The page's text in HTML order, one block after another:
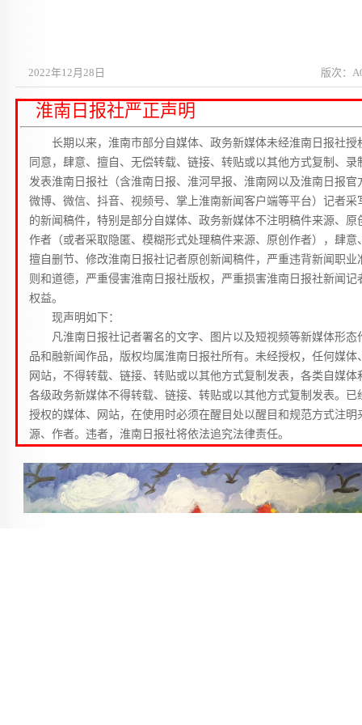
版次：
2022年12月28日
淮南日报社严正声明
长期以来，淮南市部分自媒体、政务新媒体未经淮南日报社授
同意，肆意、擅自、无偿转载、链接、转贴或以其他方式复制、录
发表淮南日报社（含淮南日报、淮河早报、淮南网以及淮南日报官
微博、微信、抖音、视频号、掌上淮南新闻客户端等平台）记者采
的新闻稿件，特别是部分自媒体、政务新媒体不注明稿件来源、原
作者（或者采取隐匿、模糊形式处理稿件来源、原创作者），肆意、
擅自删节、修改淮南日报社记者原创新闻稿件，严重违背新闻职业
则和道德，严重侵害淮南日报社版权，严重损害淮南日报社新闻记
权益。
现声明如下：
凡淮南日报社记者署名的文字、图片以及短视频等新媒体形态
品和融新闻作品，版权均属淮南日报社所有。未经授权，任何媒体、
网站，不得转载、链接、转贴或以其他方式复制发表，各类自媒体
各级政务新媒体不得转载、链接、转贴或以其他方式复制发表。已
授权的媒体、网站，在使用时必须在醒目处以醒目和规范方式注明
源、作者。违者，淮南日报社将依法追究法律责任。